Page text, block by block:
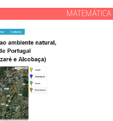
MATEMÁTICA